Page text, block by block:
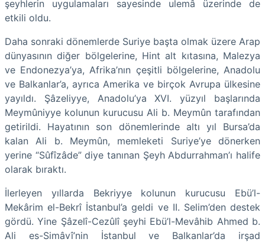
şeyhlerin uygulamaları sayesinde ulemâ üzerinde de
etkili oldu.
Daha sonraki dönemlerde Suriye başta olmak üzere Arap
dünyasının diğer bölgelerine, Hint alt kıtasına, Malezya
ve Endonezya’ya, Afrika’nın çeşitli bölgelerine, Anadolu
ve Balkanlar’a, ayrıca Amerika ve birçok Avrupa ülkesine
yayıldı. Şâzeliyye, Anadolu’ya XVI. yüzyıl başlarında
Meymûniyye kolunun kurucusu Ali b. Meymûn tarafından
getirildi. Hayatının son dönemlerinde altı yıl Bursa’da
kalan Ali b. Meymûn, memleketi Suriye’ye dönerken
yerine “Sûfîzâde” diye tanınan Şeyh Abdurrahman’ı halife
olarak bıraktı.
İlerleyen yıllarda Bekriyye kolunun kurucusu Ebü’l-
Mekârim el-Bekrî İstanbul’a geldi ve II. Selim’den destek
gördü. Yine Şâzelî-Cezûlî şeyhi Ebü’l-Mevâhib Ahmed b.
Ali es-Simâvî’nin İstanbul ve Balkanlar’da irşad